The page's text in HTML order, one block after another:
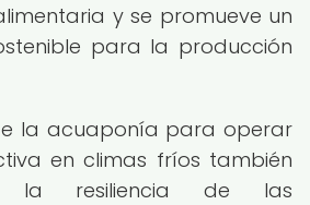
y se promueve un
para la producción
la acuaponía para operar
en climas fríos también
la resiliencia de las